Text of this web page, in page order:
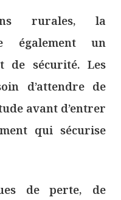
rurales, la
également un
de sécurité. Les
d’attendre de
avant d’entrer
qui sécurise
de perte, de